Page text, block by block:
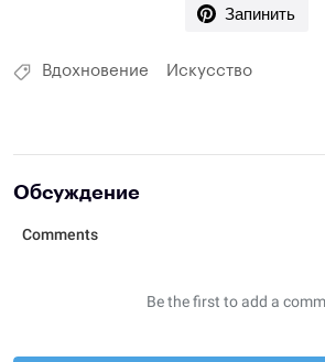
Запинить
Вдохновение Искусство
Обсуждение